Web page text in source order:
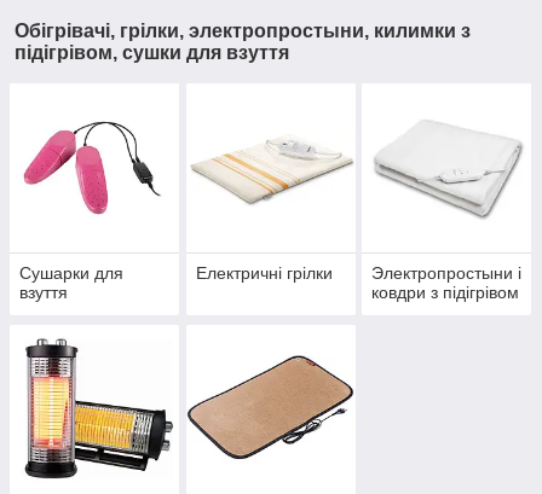
Обігрівачі, грілки, электропростыни, килимки з
підігрівом, сушки для взуття
Сушарки для
взуття
Електричні грілки
Электропростыни і
ковдри з підігрівом